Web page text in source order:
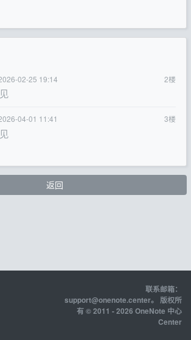
02-25 19:14 2楼
04-01 11:41 3楼
返回
联系邮箱：
support@onenote.center。 版权所
有 © 2011 - 2026 OneNote 中心
Center